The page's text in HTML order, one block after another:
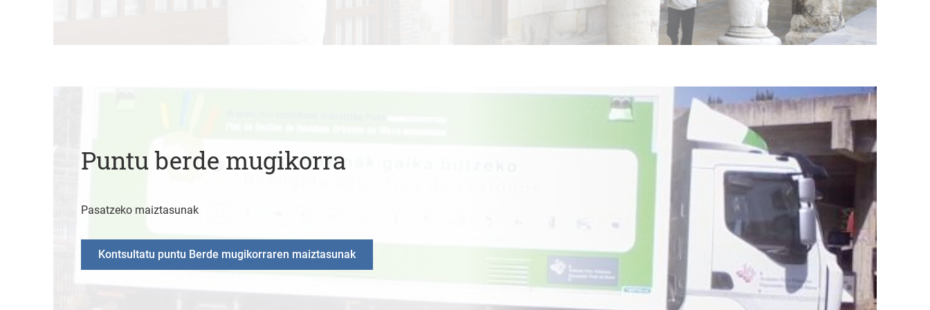
Puntu berde mugikorra
Pasatzeko maiztasunak
Kontsultatu puntu Berde mugikorraren maiztasunak